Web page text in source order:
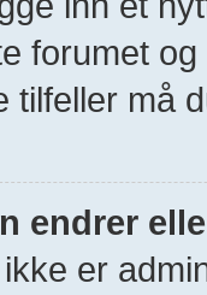
forumet
tilfeller må
endrer
er